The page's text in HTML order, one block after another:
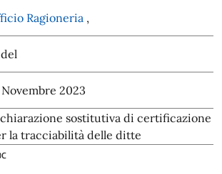
Ragioneria ,
Novembre 2023
sostitutiva di certificazione
la tracciabilità delle ditte